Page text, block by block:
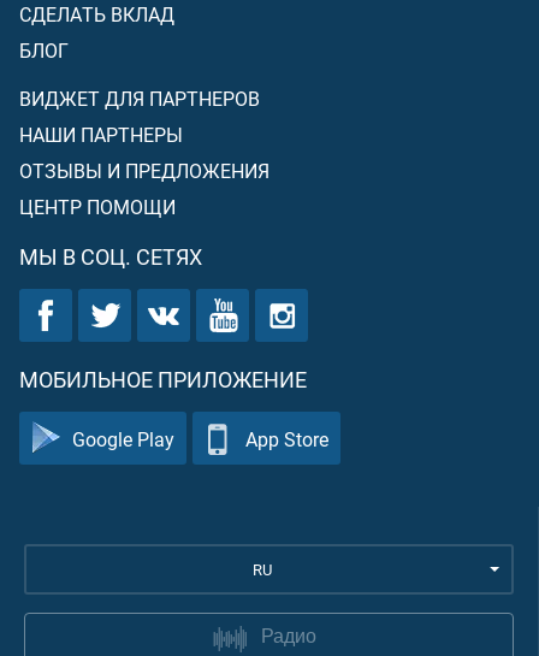
СДЕЛАТЬ ВКЛАД
БЛОГ
ВИДЖЕТ ДЛЯ ПАРТНЕРОВ
НАШИ ПАРТНЕРЫ
ОТЗЫВЫ И ПРЕДЛОЖЕНИЯ
ЦЕНТР ПОМОЩИ
МЫ В СОЦ. СЕТЯХ
МОБИЛЬНОЕ ПРИЛОЖЕНИЕ
Google Play App Store
RU
Радио